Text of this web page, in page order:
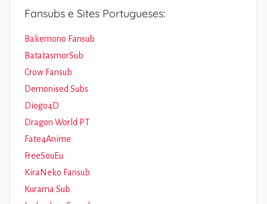
Fansubs e Sites Portugueses:
Bakemono Fansub
BatatasmorSub
Crow Fansub
Demonised Subs
Diogo4D
Dragon World PT
Fate4Anime
FreeSouEu
KiraNeko Fansub
Kurama Sub